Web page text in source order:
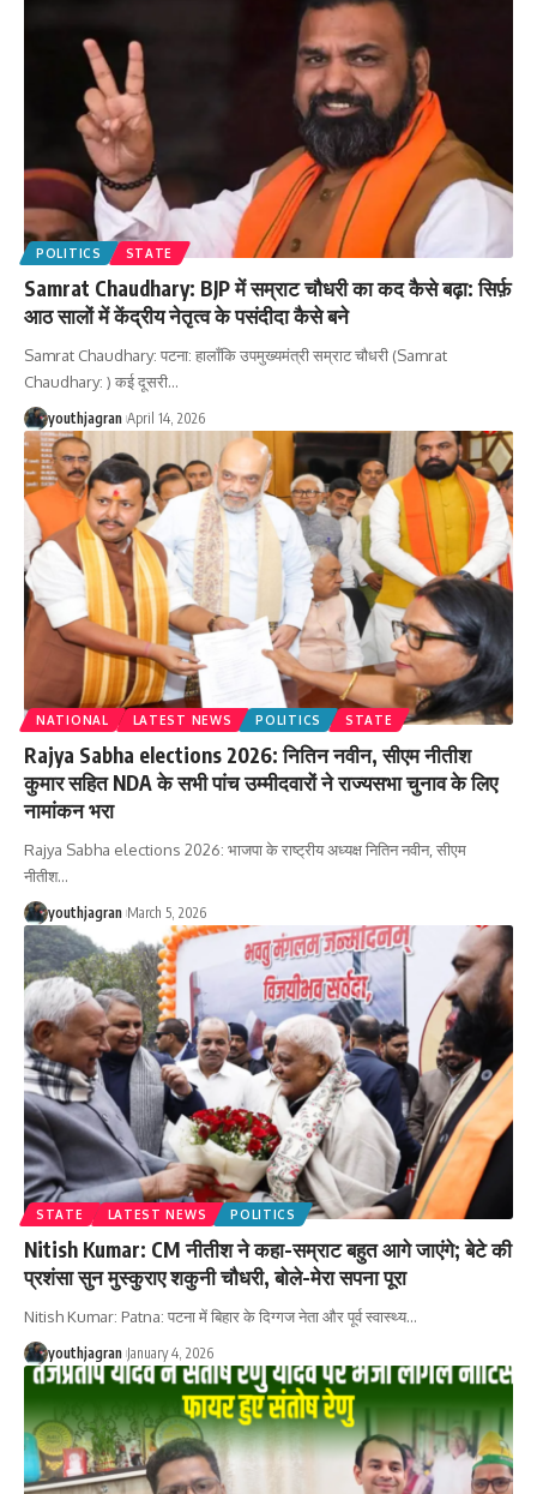
POLITICS STATE
Samrat Chaudhary: BJP में सम्राट चौधरी का कद कैसे बढ़ा: सिर्फ़
आठ सालों में केंद्रीय नेतृत्व के पसंदीदा कैसे बने
Samrat Chaudhary: पटना: हालाँकि उपमुख्यमंत्री सम्राट चौधरी (Samrat
Chaudhary: ) कई दूसरी…
youthjagran April 14, 2026
NATIONAL LATEST NEWS POLITICS STATE
Rajya Sabha elections 2026: नितिन नवीन, सीएम नीतीश
कुमार सहित NDA के सभी पांच उम्मीदवारों ने राज्यसभा चुनाव के लिए
नामांकन भरा
Rajya Sabha elections 2026: भाजपा के राष्ट्रीय अध्यक्ष नितिन नवीन, सीएम
नीतीश…
youthjagran March 5, 2026
STATE LATEST NEWS POLITICS
Nitish Kumar: CM नीतीश ने कहा-सम्राट बहुत आगे जाएंगे; बेटे की
प्रशंसा सुन मुस्‍कुराए शकुनी चौधरी, बोले-मेरा सपना पूरा
Nitish Kumar: Patna: पटना में बिहार के दिग्गज नेता और पूर्व स्वास्थ्य…
youthjagran January 4, 2026